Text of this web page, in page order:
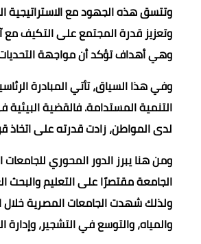
وتعزيز قدرة المجتمع على التكيف مع
وهي أهداف تؤكد أن مواجهة
وفي هذا السياق، تأتي المبادرة
التنمية المستدامة. فالقضية
لدى المواطن، زادت قدرته على اتخاذ
ومن هنا يبرز الدور المحوري
الجامعة مقتصرًا على التعليم والبحث
ولذلك شهدت الجامعات المصرية
والمياه، والتوسع في التشجير،